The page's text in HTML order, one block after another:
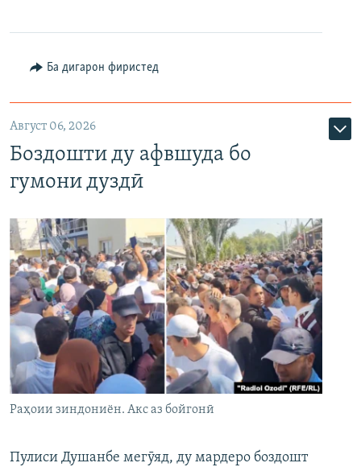
Ба дигарон фиристед
Август 06, 2026
Боздошти ду афвшуда бо
гумони дуздӣ
Раҳоии зиндониён. Акс аз бойгонӣ
Пулиси Душанбе мегӯяд, ду мардеро боздошт